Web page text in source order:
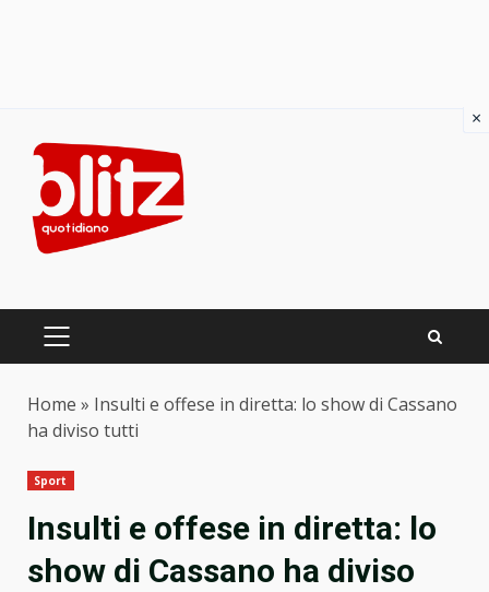
content
PRIMARY
Home » Insulti e offese in diretta: lo show di Cassano
ha diviso tutti
Sport
Insulti e offese in diretta: lo
show di Cassano ha diviso
×